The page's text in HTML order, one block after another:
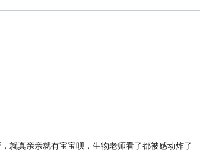
就真亲亲就有宝宝呗，生物老师看了都被感动炸了